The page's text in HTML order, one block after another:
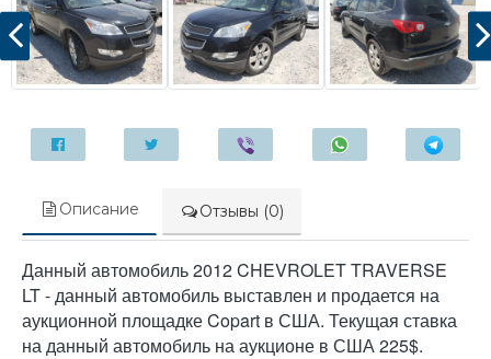
Описание Отзывы (0)
Данный автомобиль 2012 CHEVROLET TRAVERSE
LT - данный автомобиль выставлен и продается на
аукционной площадке Copart в США. Текущая ставка
на данный автомобиль на аукционе в США 225$.